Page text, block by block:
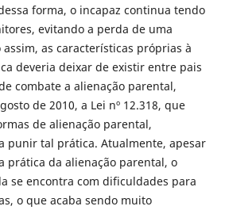
forma, o incapaz continua tendo
evitando a perda de uma
as características próprias à
deveria deixar de existir entre pais
combate a alienação parental,
de 2010, a Lei nº 12.318, que
de alienação parental,
punir tal prática. Atualmente, apesar
prática da alienação parental, o
se encontra com dificuldades para
o que acaba sendo muito